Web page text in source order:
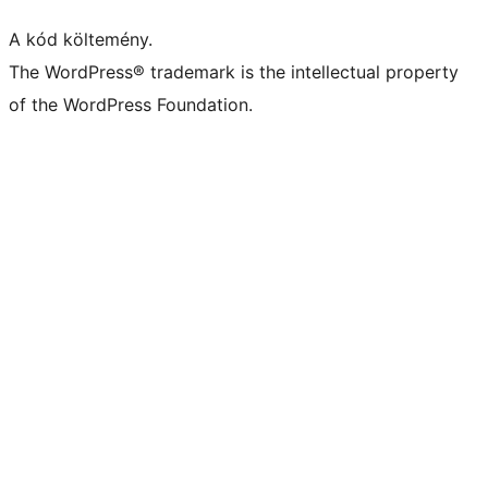
A kód költemény.
The WordPress® trademark is the intellectual property
of the WordPress Foundation.